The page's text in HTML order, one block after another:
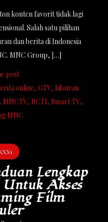
konten favorit tidak lagi
Salah satu pilihan
dan berita di Indonesia
MNC Group, […]
post
online GTV hiburan
MNCTV RCTI Smart TV
MNC
Lengkap
Akses
Film